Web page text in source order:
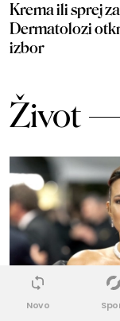
Krema ili sprej
Dermatolozi
izbor
Život
Novo